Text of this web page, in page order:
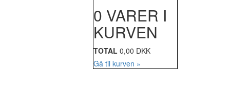
0 VARER I
KURVEN
TOTAL 0,00 DKK
Gå til kurven »